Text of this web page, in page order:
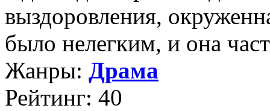
выздоровления,
было нелегким, и она
Жанры: Драма
Рейтинг: 40